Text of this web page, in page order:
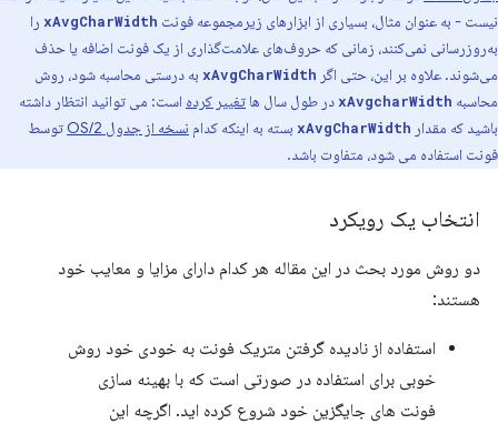
نیست - به عنوان مثال، بسیاری از ابزارهای زیرمجموعه فونت xAvgCharWidth را
به‌روزرسانی نمی‌کنند، زمانی که حروف‌های علامت‌گذاری از یک فونت اضافه یا حذف
می‌شوند. علاوه بر این، حتی اگر xAvgCharWidth به درستی محاسبه شود، روش
محاسبه xAvgcharWidth در طول سال ها تغییر کرده است: می توانید انتظار داشته
باشید که مقدار xAvgCharWidth بسته به اینکه کدام نسخه از جدول OS/2
توسط
فونت استفاده می شود، متفاوت باشد.
انتخاب یک رویکرد
دو روش مورد بحث در این مقاله هر کدام دارای مزایا و معایب خود
هستند:
استفاده از نادیده گرفتن متریک فونت به خودی خود روش
خوبی برای استفاده در صورتی است که با بهینه سازی
فونت های جایگزین خود شروع کرده اید. اگرچه این